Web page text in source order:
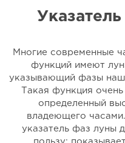
Многие современные
функций имеют
указывающий фазы
Такая функция
определенный
владеющего
указатель фаз луны